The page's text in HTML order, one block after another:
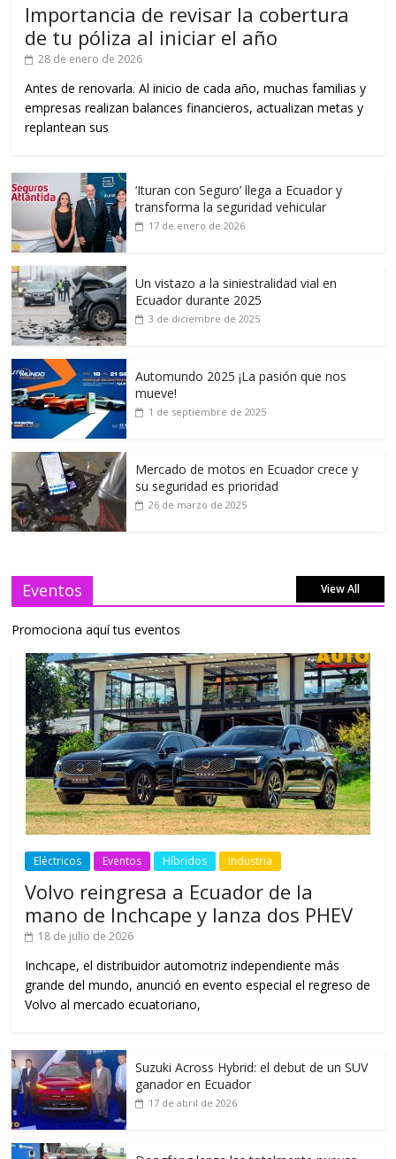
Importancia de revisar la cobertura
de tu póliza al iniciar el año
28 de enero de 2026
Antes de renovarla. Al inicio de cada año, muchas familias y
empresas realizan balances financieros, actualizan metas y
replantean sus
‘Ituran con Seguro’ llega a Ecuador y
transforma la seguridad vehicular
17 de enero de 2026
Un vistazo a la siniestralidad vial en
Ecuador durante 2025
3 de diciembre de 2025
Automundo 2025 ¡La pasión que nos
mueve!
1 de septiembre de 2025
Mercado de motos en Ecuador crece y
su seguridad es prioridad
26 de marzo de 2025
Eventos View All
Promociona aquí tus eventos
Eléctricos Eventos Híbridos Industria
Volvo reingresa a Ecuador de la
mano de Inchcape y lanza dos PHEV
18 de julio de 2026
Inchcape, el distribuidor automotriz independiente más
grande del mundo, anunció en evento especial el regreso de
Volvo al mercado ecuatoriano,
Suzuki Across Hybrid: el debut de un SUV
ganador en Ecuador
17 de abril de 2026